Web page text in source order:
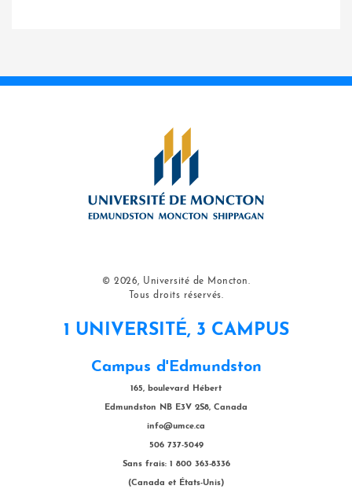
© 2026, Université de Moncton.
Tous droits réservés.
1 UNIVERSITÉ, 3 CAMPUS
Campus d'Edmundston
165, boulevard Hébert
Edmundston NB E3V 2S8, Canada
info@umce.ca
506 737-5049
Sans frais: 1 800 363-8336
(Canada et États-Unis)